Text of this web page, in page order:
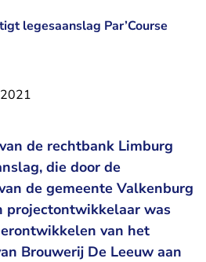
legesaanslag Par’Course
de rechtbank Limburg
die door de
de gemeente Valkenburg
projectontwikkelaar was
van het
Brouwerij De Leeuw aan